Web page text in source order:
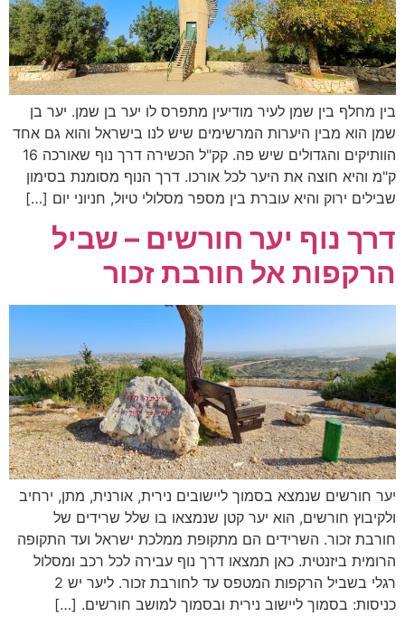
בין מחלף בין שמן לעיר מודיעין מתפרס לו יער בן שמן. יער בן
שמן הוא מבין היערות המרשימים שיש לנו בישראל והוא גם אחד
הוותיקים והגדולים שיש פה. קק"ל הכשירה דרך נוף שאורכה 16
ק"מ והיא חוצה את היער לכל אורכו. דרך הנוף מסומנת בסימון
שבילים ירוק והיא עוברת בין מספר מסלולי טיול, חניוני יום […]
דרך נוף יער חורשים – שביל
הרקפות אל חורבת זכור
יער חורשים שנמצא בסמוך ליישובים נירית, אורנית, מתן, ירחיב
ולקיבוץ חורשים, הוא יער קטן שנמצאו בו שלל שרידים של
חורבת זכור. השרידים הם מתקופת ממלכת ישראל ועד התקופה
הרומית ביזנטית. כאן תמצאו דרך נוף עבירה לכל רכב ומסלול
רגלי בשביל הרקפות המטפס עד לחורבת זכור. ליער יש 2
כניסות: בסמוך ליישוב נירית ובסמוך למושב חורשים. […]